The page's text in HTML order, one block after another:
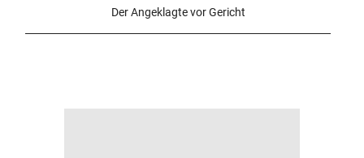
Der Angeklagte vor Gericht